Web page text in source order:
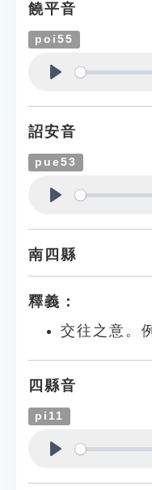
饒平音
poi55
詔安音
pue53
南四縣
釋義：
交往之意。
四縣音
pi11